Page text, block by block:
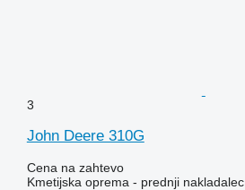
3
John Deere 310G
Cena na zahtevo
Kmetijska oprema - prednji nakladalec